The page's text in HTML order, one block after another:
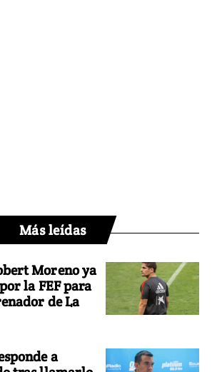
Más leídas
Moreno ya
la FEF para
de La
a